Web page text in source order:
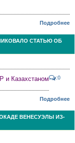
Подробнее
СТАТЬЮ ОБ
и Казахстаном :0
Подробнее
ВЕНЕСУЭЛЫ ИЗ-